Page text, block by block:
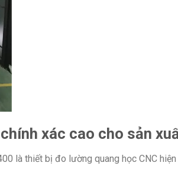
xác cao cho sản
là thiết bị đo lường quang học CNC